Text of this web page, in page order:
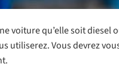
voiture qu’elle soit diesel
utiliserez. Vous devrez